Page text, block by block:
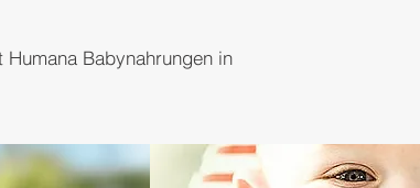
Babynahrungen in